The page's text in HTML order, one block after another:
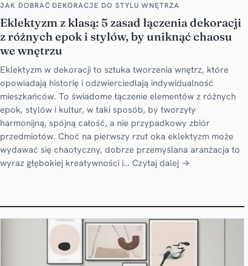
JAK DOBRAĆ DEKORACJE DO STYLU WNĘTRZA
Eklektyzm z klasą: 5 zasad łączenia dekoracji
z różnych epok i stylów, by uniknąć chaosu
we wnętrzu
Eklektyzm w dekoracji to sztuka tworzenia wnętrz, które
opowiadają historię i odzwierciedlają indywidualność
mieszkańców. To świadome łączenie elementów z różnych
epok, stylów i kultur, w taki sposób, by tworzyły
harmonijną, spójną całość, a nie przypadkowy zbiór
przedmiotów. Choć na pierwszy rzut oka eklektyzm może
wydawać się chaotyczny, dobrze przemyślana aranżacja to
wyraz głębokiej kreatywności i… Czytaj dalej →